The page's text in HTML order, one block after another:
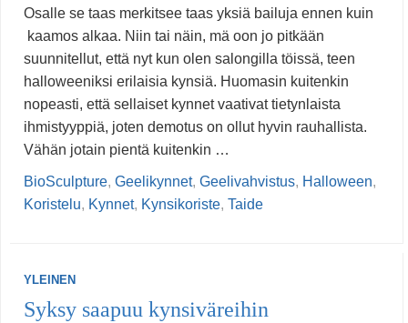
Osalle se taas merkitsee taas yksiä bailuja ennen kuin
kaamos alkaa. Niin tai näin, mä oon jo pitkään
suunnitellut, että nyt kun olen salongilla töissä, teen
halloweeniksi erilaisia kynsiä. Huomasin kuitenkin
nopeasti, että sellaiset kynnet vaativat tietynlaista
ihmistyyppiä, joten demotus on ollut hyvin rauhallista.
Vähän jotain pientä kuitenkin …
BioSculpture, Geelikynnet, Geelivahvistus, Halloween,
Koristelu, Kynnet, Kynsikoriste, Taide
YLEINEN
Syksy saapuu kynsiväreihin